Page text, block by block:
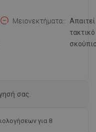
Μειονεκτήματα:
Απαιτεί
τακτικό
για 8
σας.